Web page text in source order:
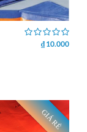
₫ 10.000
GIÁ RẺ